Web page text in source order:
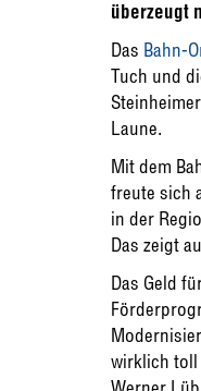
überzeugt
Das Bahn-
Tuch und
Laune.
Mit dem
freute sich
in der
Das zeigt
Das Geld
wirklich toll